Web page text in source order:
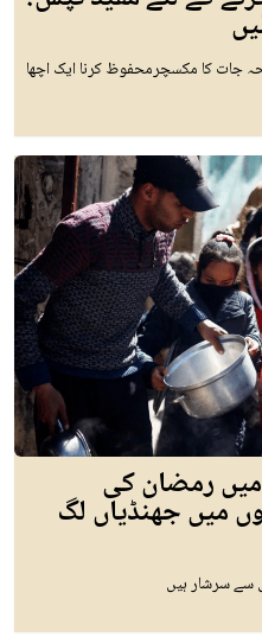
جات کا مکسچرمحفوظ کرنا ایک اچھا
میں رمضان کی
میں جھنڈیاں لگ
سے سرشار ہیں